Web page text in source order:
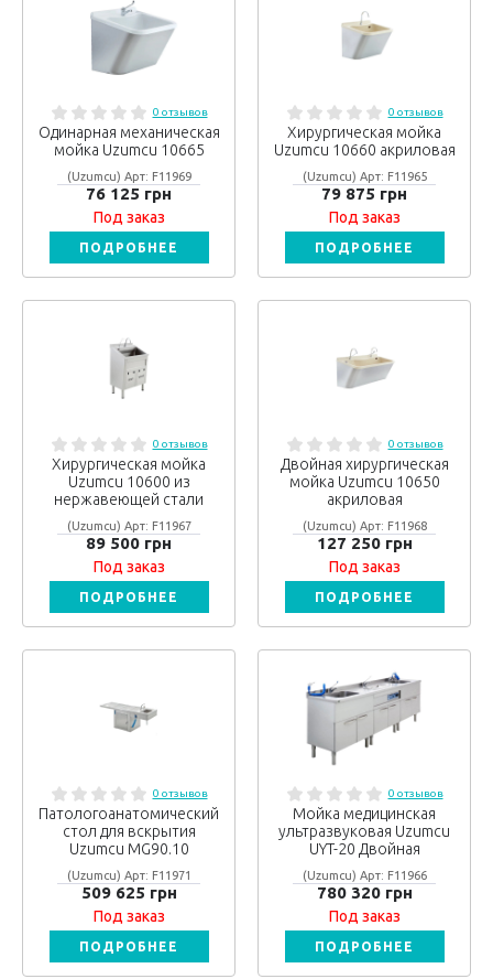
0 отзывов
Одинарная механическая
мойка Uzumcu 10665
(Uzumcu) Арт: F11969
76 125 грн
Под заказ
ПОДРОБНЕЕ
0 отзывов
Хирургическая мойка
Uzumcu 10660 акриловая
(Uzumcu) Арт: F11965
79 875 грн
Под заказ
ПОДРОБНЕЕ
0 отзывов
Хирургическая мойка
Uzumcu 10600 из
нержавеющей стали
(Uzumcu) Арт: F11967
89 500 грн
Под заказ
ПОДРОБНЕЕ
0 отзывов
Двойная хирургическая
мойка Uzumcu 10650
акриловая
(Uzumcu) Арт: F11968
127 250 грн
Под заказ
ПОДРОБНЕЕ
0 отзывов
Патологоанатомический
стол для вскрытия
Uzumcu MG90.10
(Uzumcu) Арт: F11971
509 625 грн
Под заказ
ПОДРОБНЕЕ
0 отзывов
Мойка медицинская
ультразвуковая Uzumcu
UYT-20 Двойная
(Uzumcu) Арт: F11966
780 320 грн
Под заказ
ПОДРОБНЕЕ